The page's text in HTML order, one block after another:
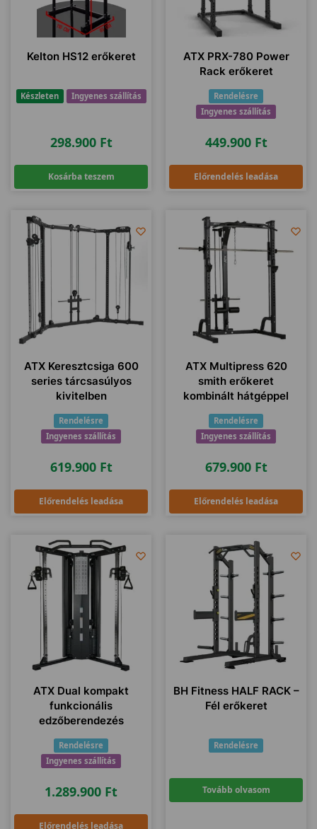
Kelton HS12 erőkeret
Készleten Ingyenes szállítás
298.900 Ft
Kosárba teszem
ATX PRX-780 Power
Rack erőkeret
Rendelésre
Ingyenes szállítás
449.900 Ft
Előrendelés leadása
ATX Keresztcsiga 600
series tárcsasúlyos
kivitelben
Rendelésre
Ingyenes szállítás
619.900 Ft
Előrendelés leadása
ATX Multipress 620
smith erőkeret
kombinált hátgéppel
Rendelésre
Ingyenes szállítás
679.900 Ft
Előrendelés leadása
ATX Dual kompakt
funkcionális
edzőberendezés
Rendelésre
Ingyenes szállítás
1.289.900 Ft
Előrendelés leadása
BH Fitness HALF RACK –
Fél erőkeret
Rendelésre
Tovább olvasom